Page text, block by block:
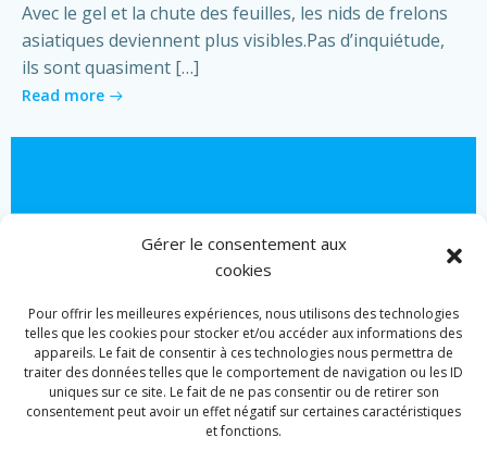
Gérer le consentement aux
cookies
Pour offrir les meilleures expériences, nous utilisons des technologies
telles que les cookies pour stocker et/ou accéder aux informations des
appareils. Le fait de consentir à ces technologies nous permettra de
traiter des données telles que le comportement de navigation ou les ID
uniques sur ce site. Le fait de ne pas consentir ou de retirer son
consentement peut avoir un effet négatif sur certaines caractéristiques
et fonctions.
Avec le gel et la chute des feuilles, les nids de frelons
asiatiques deviennent plus visibles.Pas d’inquiétude,
ils sont quasiment […]
Read more